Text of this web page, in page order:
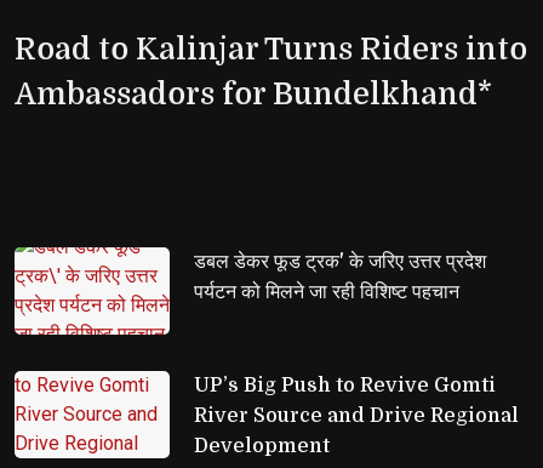
Road to Kalinjar Turns Riders into
Ambassadors for Bundelkhand*
डबल डेकर फूड ट्रक' के जरिए उत्तर प्रदेश
पर्यटन को मिलने जा रही विशिष्ट पहचान
UP’s Big Push to Revive Gomti
River Source and Drive Regional
Development